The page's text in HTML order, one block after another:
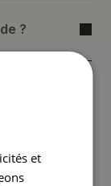
?
et